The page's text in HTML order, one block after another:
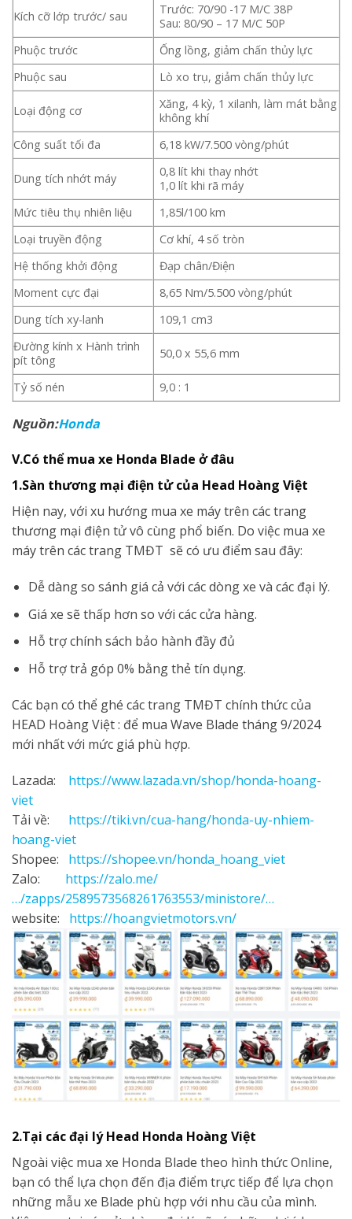
Kích cỡ lớp trước/ sau
Trước: 70/90 -17 M/C 38P
Sau: 80/90 – 17 M/C 50P
Phuộc trước
Ống lồng, giảm chấn thủy lực
Phuộc sau
Lò xo trụ, giảm chấn thủy lực
Loại động cơ
Xăng, 4 kỳ, 1 xilanh, làm mát bằng
không khí
Công suất tối đa
6,18 kW/7.500 vòng/phút
Dung tích nhớt máy
0,8 lít khi thay nhớt
1,0 lít khi rã máy
Mức tiêu thụ nhiên liệu
1,85l/100 km
Loại truyền động
Cơ khí, 4 số tròn
Hệ thống khởi động
Đạp chân/Điện
Moment cực đại
8,65 Nm/5.500 vòng/phút
Dung tích xy-lanh
109,1 cm3
Đường kính x Hành trình
pít tông
50,0 x 55,6 mm
Tỷ số nén 9,0 : 1
Nguồn:Honda
V.Có thể mua xe Honda Blade ở đâu
1.Sàn thương mại điện tử của Head Hoàng Việt
Hiện nay, với xu hướng mua xe máy trên các trang
thương mại điện tử vô cùng phổ biến. Do việc mua xe
máy trên các trang TMĐT sẽ có ưu điểm sau đây:
Dễ dàng so sánh giá cả với các dòng xe và các đại lý.
Giá xe sẽ thấp hơn so với các cửa hàng.
Hỗ trợ chính sách bảo hành đầy đủ
Hỗ trợ trả góp 0% bằng thẻ tín dụng.
Các bạn có thể ghé các trang TMĐT chính thức của
HEAD Hoàng Việt : để mua Wave Blade tháng 9/2024
mới nhất với mức giá phù hợp.
Lazada: https://www.lazada.vn/shop/honda-hoang-
viet
Tải về: https://tiki.vn/cua-hang/honda-uy-nhiem-
hoang-viet
Shopee:
https://shopee.vn/honda_hoang_viet
Zalo: https://zalo.me/
…/zapps/2589573568261763553/ministore/…
website:
https://hoangvietmotors.vn/
2.Tại các đại lý Head Honda Hoàng Việt
Ngoài việc mua xe Honda Blade theo hình thức Online,
bạn có thể lựa chọn đến địa điểm trực tiếp để lựa chọn
những mẫu xe Blade phù hợp với nhu cầu của mình.